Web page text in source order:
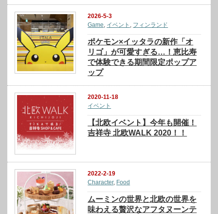
2026-5-3
Game, イベント , フィンランド
ポケモン×イッタラの新作「オ
リゴ」が可愛すぎる…！恵比寿
で体験できる期間限定ポップア
ップ
2020-11-18
イベント
【北欧イベント】今年も開催！
吉祥寺 北欧WALK 2020！！
2022-2-19
Character, Food
ムーミンの世界と北欧の世界を
味わえる贅沢なアフタヌーンテ